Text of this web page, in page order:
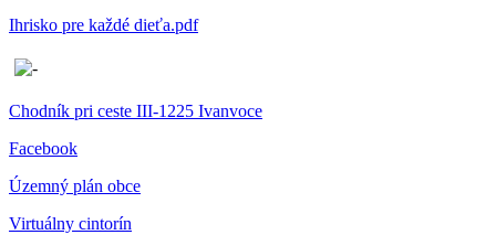
Ihrisko pre každé dieťa.pdf
Chodník pri ceste III-1225 Ivanvoce
Facebook
Územný plán obce
Virtuálny cintorín